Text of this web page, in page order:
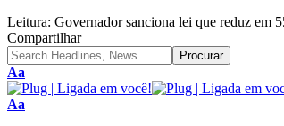
Leitura: Governador sanciona lei que reduz em
Compartilhar
Aa
Aa